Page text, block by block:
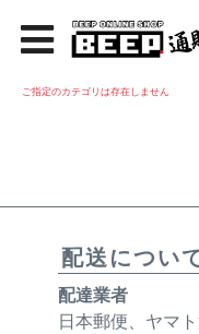
ご指定のカテゴリは存在しません
配送につい
配達業者
日本郵便、ヤマ